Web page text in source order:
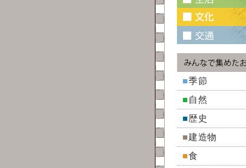
■季節
■自然
■歴史
■建造物
■食